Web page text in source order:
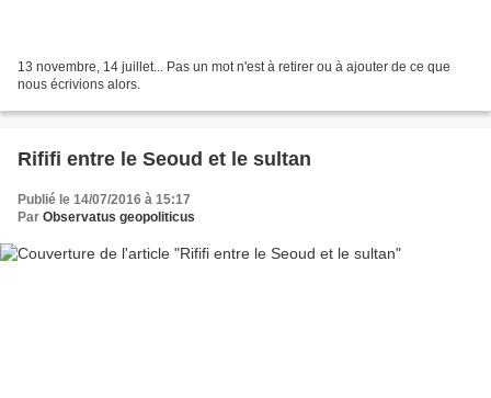
13 novembre, 14 juillet... Pas un mot n'est à retirer ou à ajouter de ce que
nous écrivions alors.
Rififi entre le Seoud et le sultan
Publié le 14/07/2016 à 15:17
Par Observatus geopoliticus